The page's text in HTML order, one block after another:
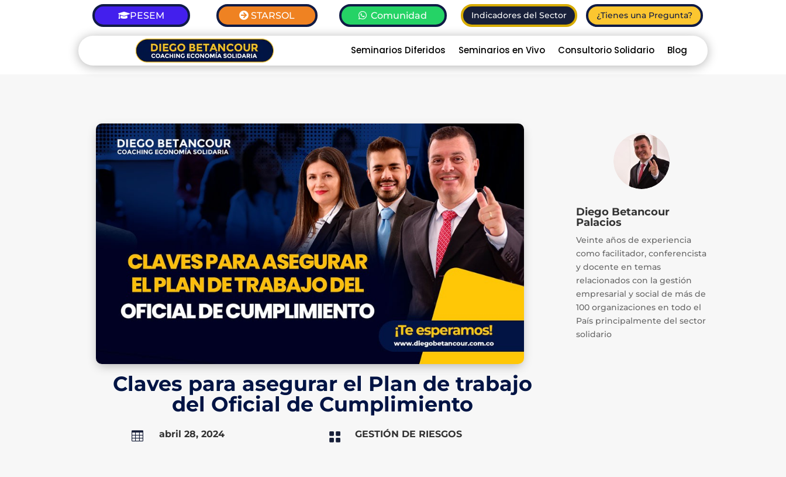
PESEM STARSOL Comunidad Indicadores del Sector ¿Tienes una Pregunta?
Seminarios Diferidos Seminarios en Vivo Consultorio Solidario Blog
Claves para asegurar el Plan de trabajo
del Oficial de Cumplimiento
 abril 28, 2024  GESTIÓN DE RIESGOS
Diego Betancour
Palacios
Veinte años de experiencia
como facilitador, conferencista
y docente en temas
relacionados con la gestión
empresarial y social de más de
100 organizaciones en todo el
País principalmente del sector
solidario